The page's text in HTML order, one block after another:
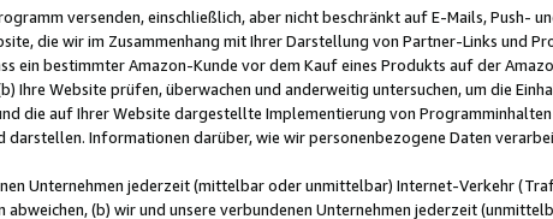
versenden, einschließlich, aber nicht beschränkt auf E-Mails, Push-
die wir im Zusammenhang mit Ihrer Darstellung von Partner-Links und
ein bestimmter Amazon-Kunde vor dem Kauf eines Produkts auf der
Website prüfen, überwachen und anderweitig untersuchen, um die
die auf Ihrer Website dargestellte Implementierung von
Informationen darüber, wie wir personenbezogene Daten
Unternehmen jederzeit (mittelbar oder unmittelbar) Internet-Verkehr
(b) wir und unsere verbundenen Unternehmen jederzeit